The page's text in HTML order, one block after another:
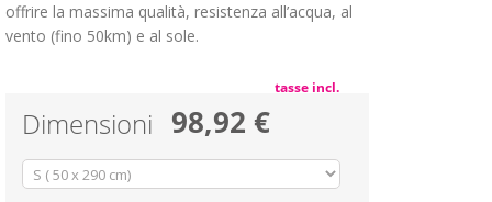
offrire la massima qualità, resistenza all’acqua, al
vento (fino 50km) e al sole.
Dimensioni 98,92 €
tasse incl.